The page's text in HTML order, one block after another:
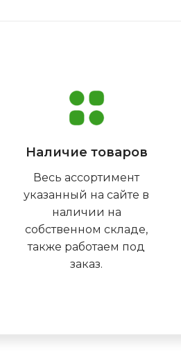
Наличие товаров
Весь ассортимент
указанный на сайте в
наличии на
собственном складе,
также работаем под
заказ.